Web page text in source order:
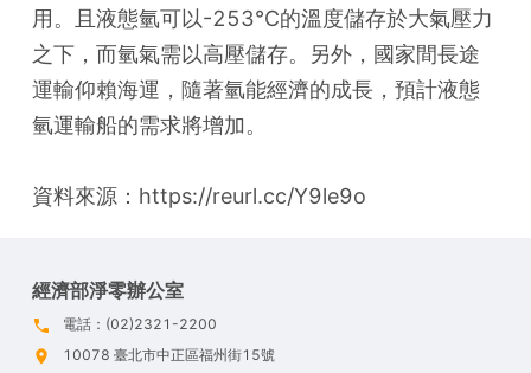
用。且液態氫可以-253℃的溫度儲存於大氣壓力
之下，而氫氣需以高壓儲存。另外，國家間長途
運輸仰賴海運，隨著氫能經濟的成長，預計液態
氫運輸船的需求將增加。
資料來源：https://reurl.cc/Y9le9o
經濟部淨零辦公室
電話：(02)2321-2200
10078 臺北市中正區福州街15號